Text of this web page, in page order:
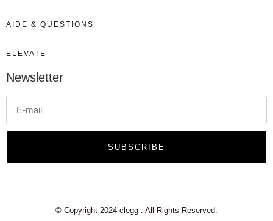
AIDE & QUESTIONS
ELEVATE
Newsletter
SUBSCRIBE
© Copyright 2024 clegg . All Rights Reserved.